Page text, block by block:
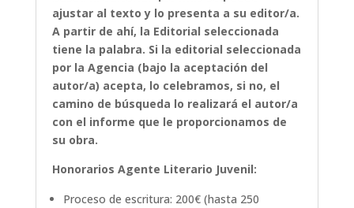
ajustar al texto y lo presenta a su editor/a.
A partir de ahí, la Editorial seleccionada
tiene la palabra. Si la editorial seleccionada
por la Agencia (bajo la aceptación del
autor/a) acepta, lo celebramos, si no, el
camino de búsqueda lo realizará el autor/a
con el informe que le proporcionamos de
su obra.
Honorarios Agente Literario Juvenil:
Proceso de escritura: 200€ (hasta 250